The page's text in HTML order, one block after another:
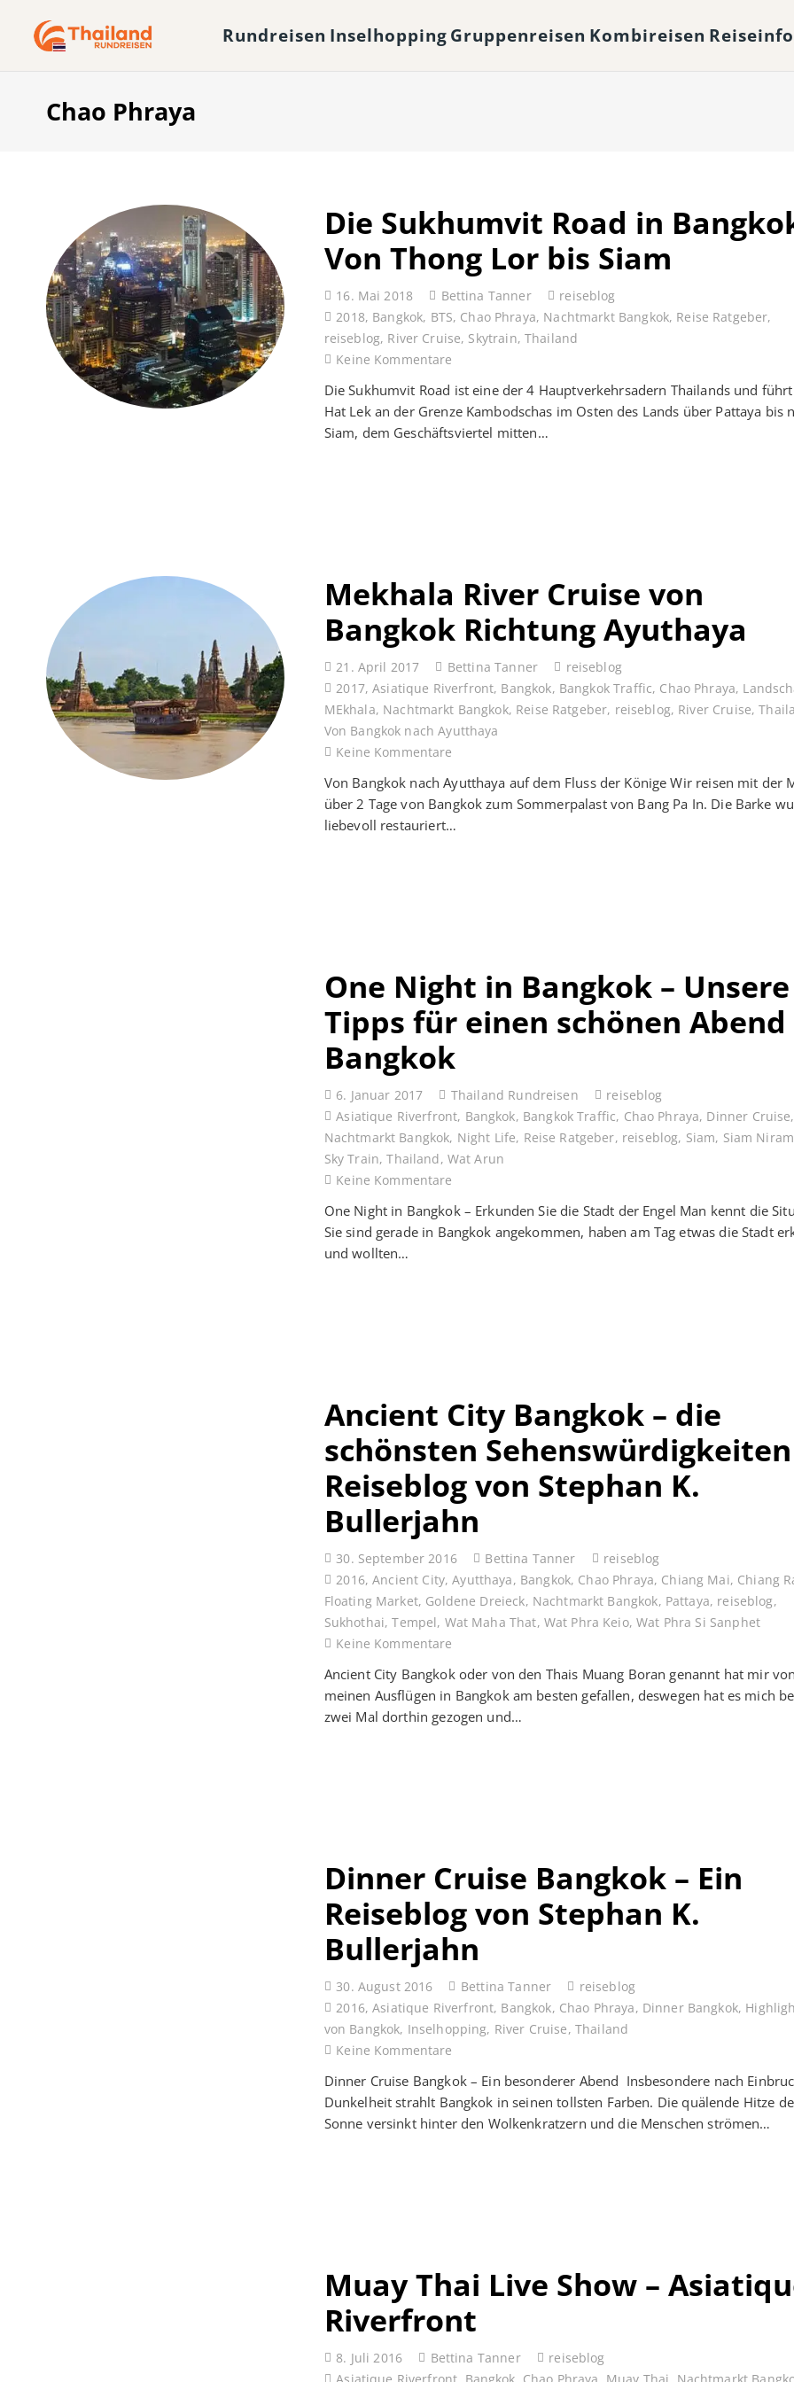
Rundreisen InselhoppingGruppenreisen Kombireisen
Chao Phraya
Die Sukhumvit Road in
Von Thong Lor bis Siam
16. Mai 2018 Bettina Tanner
reiseblog
2018, Bangkok, BTS, Chao Phraya, Nachtmarkt Bangkok, Reise Ratgeber,
reiseblog, River Cruise, Skytrain, Thailand
Keine Kommentare
Die Sukhumvit Road ist eine der 4 Hauptverkehrsadern Thailands und
Hat Lek an der Grenze Kambodschas im Osten des Lands über Pattaya bis
Siam, dem Geschäftsviertel mitten…
Mekhala River Cruise von
Bangkok Richtung Ayuthaya
21. April 2017 Bettina Tanner
reiseblog
2017,Asiatique Riverfront, Bangkok, Bangkok Traffic, Chao Phraya,
MEkhala, Nachtmarkt Bangkok, Reise Ratgeber, reiseblog, River Cruise,
Von Bangkok nach Ayutthaya
Keine Kommentare
Von Bangkok nach Ayutthaya auf dem Fluss der Könige Wir reisen mit der
über 2 Tage von Bangkok zum Sommerpalast von Bang Pa In. Die Barke
liebevoll restauriert…
One Night in Bangkok – Unsere
Tipps für einen schönen Abend
Bangkok
6. Januar 2017 Thailand Rundreisen
reiseblog
Asiatique Riverfront, Bangkok, Bangkok Traffic, Chao Phraya, Dinner Cruise,
Nachtmarkt Bangkok, Night Life, Reise Ratgeber, reiseblog, Siam, Siam
Sky Train,Thailand, Wat Arun
Keine Kommentare
One Night in Bangkok – Erkunden Sie die Stadt der Engel Man kennt die
Sie sind gerade in Bangkok angekommen, haben am Tag etwas die Stadt
und wollten…
Ancient City Bangkok – die
schönsten
Reiseblog von Stephan K.
Bullerjahn
30. September 2016 Bettina Tanner
reiseblog
2016,Ancient City,Ayutthaya, Bangkok, Chao Phraya, Chiang Mai, Chiang
Floating Market, Goldene Dreieck, Nachtmarkt Bangkok, Pattaya, reiseblog,
Sukhothai,Tempel, Wat Maha That, Wat Phra Keio,Wat Phra Si Sanphet
Keine Kommentare
Ancient City Bangkok oder von den Thais Muang Boran genannt hat mir
meinen Ausflügen in Bangkok am besten gefallen, deswegen hat es mich
zwei Mal dorthin gezogen und…
Dinner Cruise Bangkok – Ein
Reiseblog von Stephan K.
Bullerjahn
30. August 2016 Bettina Tanner
reiseblog
2016,Asiatique Riverfront, Bangkok, Chao Phraya, Dinner Bangkok,
von Bangkok, Inselhopping, River Cruise, Thailand
Keine Kommentare
Dinner Cruise Bangkok – Ein besonderer Abend Insbesondere nach
Dunkelheit strahlt Bangkok in seinen tollsten Farben. Die quälende Hitze
Sonne versinkt hinter den Wolkenkratzern und die Menschen strömen…
Muay Thai Live Show –
Riverfront
8. Juli 2016 Bettina Tanner
reiseblog